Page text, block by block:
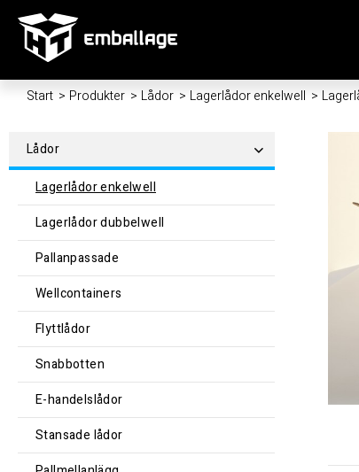
Start / Produkter / Lådor / Lagerlådor enkelwell /
Lådor
Lagerlådor enkelwell
Lagerlådor dubbelwell
Pallanpassade
Wellcontainers
Flyttlådor
Snabbotten
E-handelslådor
Stansade lådor